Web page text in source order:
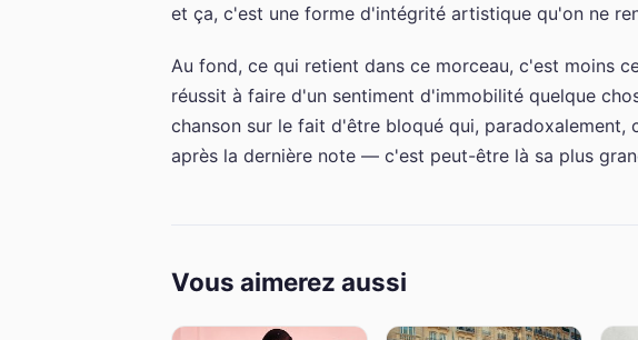
et ça, c'est une forme d'intégrité artistique qu'on ne
Au fond, ce qui retient dans ce morceau, c'est moins
réussit à faire d'un sentiment d'immobilité quelque
chanson sur le fait d'être bloqué qui,
après la dernière note — c'est peut-être là sa plus
Vous aimerez aussi